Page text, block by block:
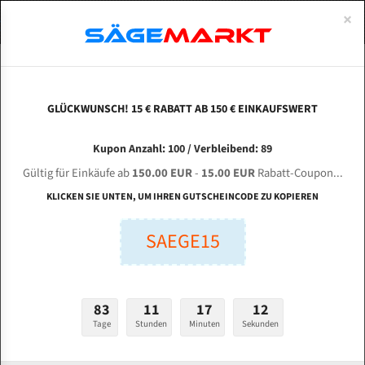
UZAY MAKINA UMSY 350 E für 4320 mm Bi-
Metall Bandsägeblätter
Länge (mm):
Stärken + Zahnteilung:
mm
ABOUTS
ENGLISH
Bi-Metall Meterware
Fleischerei Bandsägeblätter
Bandmesser Glatt Meterware
Konvex Meterware
×
GLÜCKWUNSCH! 15 € RABATT AB 150 € EINKAUFSWERT
Kupon Anzahl: 100 / Verbleibend: 89
Gültig für Einkäufe ab150.00 EUR- 15.00 EURRabatt-Coupon...
KLICKEN SIE UNTEN, UM IHREN GUTSCHEINCODE ZU KOPIEREN
SAEGE15
83
Tage
11
Stunden
17
Minuten
11
Sekunden